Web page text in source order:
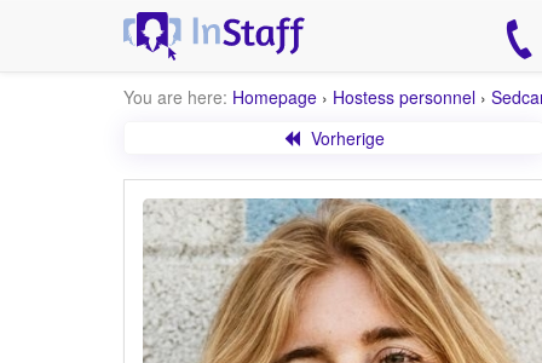
You are here: Homepage › Hostess personnel ›
Vorherige